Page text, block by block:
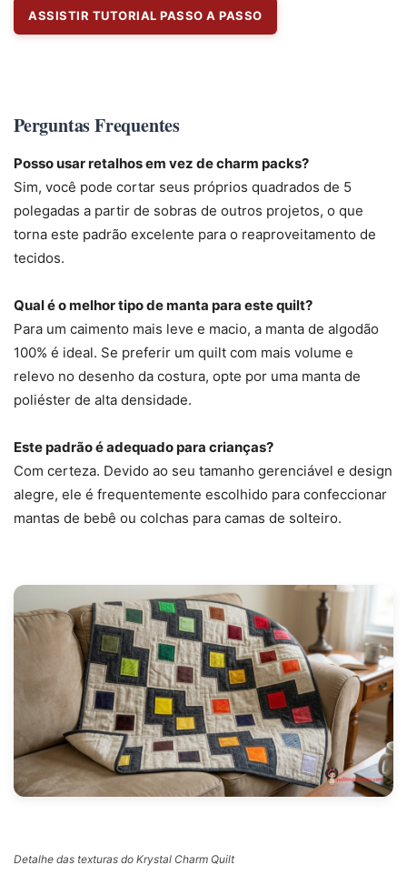
ASSISTIR TUTORIAL PASSO A PASSO
Perguntas Frequentes
Posso usar retalhos em vez de charm packs?
Sim, você pode cortar seus próprios quadrados de 5
polegadas a partir de sobras de outros projetos, o que
torna este padrão excelente para o reaproveitamento de
tecidos.
Qual é o melhor tipo de manta para este quilt?
Para um caimento mais leve e macio, a manta de algodão
100% é ideal. Se preferir um quilt com mais volume e
relevo no desenho da costura, opte por uma manta de
poliéster de alta densidade.
Este padrão é adequado para crianças?
Com certeza. Devido ao seu tamanho gerenciável e design
alegre, ele é frequentemente escolhido para confeccionar
mantas de bebê ou colchas para camas de solteiro.
Detalhe das texturas do Krystal Charm Quilt